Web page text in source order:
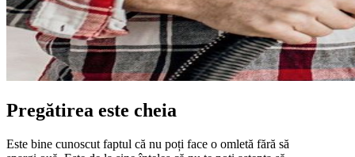
Pregătirea este cheia
Este bine cunoscut faptul că nu poți face o omletă fără să